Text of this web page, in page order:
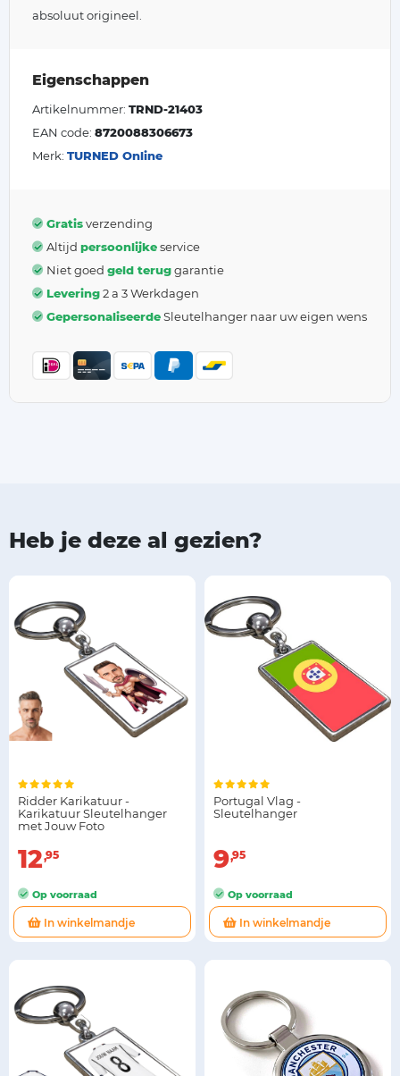
absoluut origineel.
Eigenschappen
Artikelnummer: TRND-21403
EAN code: 8720088306673
Merk: TURNED Online
Gratisverzending
Altijd persoonlijkeservice
Niet goed geld teruggarantie
Levering2 a 3 Werkdagen
GepersonaliseerdeSleutelhanger naar uw eigen wens
Heb je deze al gezien?
Ridder Karikatuur -
Karikatuur Sleutelhanger
met Jouw Foto
12 95
Op voorraad
In winkelmandje
Portugal Vlag -
Sleutelhanger
9 95
Op voorraad
In winkelmandje